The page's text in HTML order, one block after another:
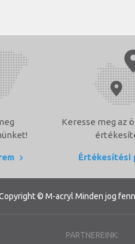
Keresse meg az
Értékesítési
© M-acryl Minden jog
PARTNEREINK: